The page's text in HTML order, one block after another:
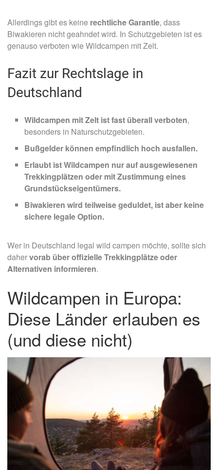
Allerdings gibt es keine rechtliche Garantie, dass
Biwakieren nicht geahndet wird. In Schutzgebieten ist es
genauso verboten wie Wildcampen mit Zelt.
Fazit zur Rechtslage in
Deutschland
Wildcampen mit Zelt ist fast überall verboten,
besonders in Naturschutzgebieten.
Bußgelder können empfindlich hoch ausfallen.
Erlaubt ist Wildcampen nur auf ausgewiesenen
Trekkingplätzen oder mit Zustimmung eines
Grundstückseigentümers.
Biwakieren wird teilweise geduldet, ist aber keine
sichere legale Option.
Wer in Deutschland legal wild campen möchte, sollte sich
dahervorab über offizielle Trekkingplätze oder
Alternativen informieren.
Wildcampen in Europa:
Diese Länder erlauben es
(und diese nicht)